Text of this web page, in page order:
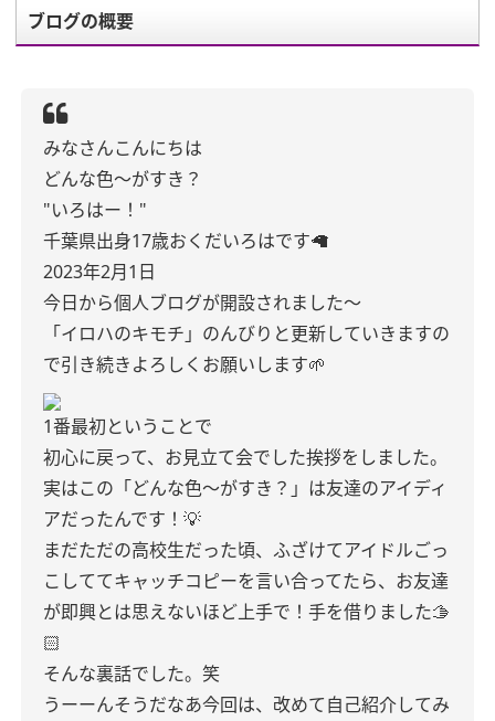
ブログの概要
みなさんこんにちは
どんな色〜がすき？
"いろはー！"
千葉県出身17歳おくだいろはです🦙
2023年2月1日
今日から個人ブログが開設されました〜
「イロハのキモチ」のんびりと更新していきますの
で引き続きよろしくお願いします🌱
1番最初ということで
初心に戻って、お見立て会でした挨拶をしました。
実はこの「どんな色〜がすき？」は友達のアイディ
アだったんです！💡
まだただの高校生だった頃、ふざけてアイドルごっ
こしててキャッチコピーを言い合ってたら、お友達
が即興とは思えないほど上手で！手を借りました🫱
🏻
そんな裏話でした。笑
うーーんそうだなあ今回は、改めて自己紹介してみ